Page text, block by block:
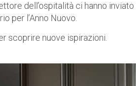
dell’ospitalità ci hanno inviato
per l’Anno Nuovo.
scoprire nuove ispirazioni.